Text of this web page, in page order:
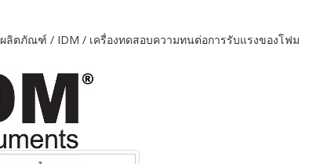
ผลิตภัณฑ์ / IDM / เครื่องทดสอบความทนต่อการรับแรงของโฟม